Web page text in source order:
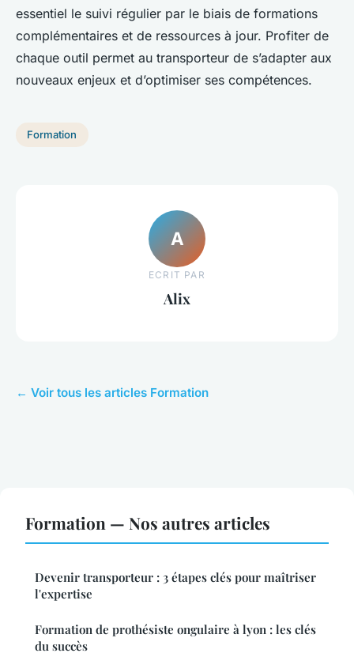
essentiel le suivi régulier par le biais de formations
complémentaires et de ressources à jour. Profiter de
chaque outil permet au transporteur de s’adapter aux
nouveaux enjeux et d’optimiser ses compétences.
Formation
A
ECRIT PAR
Alix
← Voir tous les articles Formation
Formation — Nos autres articles
Devenir transporteur : 3 étapes clés pour maîtriser
l'expertise
Formation de prothésiste ongulaire à lyon : les clés
du succès